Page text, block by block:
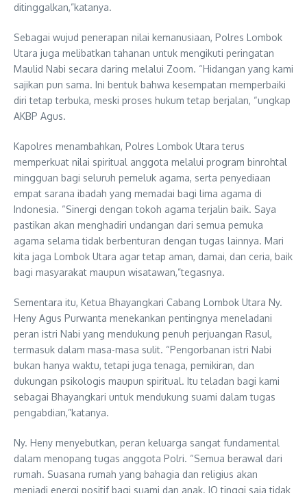
ditinggalkan,”katanya.
Sebagai wujud penerapan nilai kemanusiaan, Polres Lombok
Utara juga melibatkan tahanan untuk mengikuti peringatan
Maulid Nabi secara daring melalui Zoom. “Hidangan yang kami
sajikan pun sama. Ini bentuk bahwa kesempatan memperbaiki
diri tetap terbuka, meski proses hukum tetap berjalan, “ungkap
AKBP Agus.
Kapolres menambahkan, Polres Lombok Utara terus
memperkuat nilai spiritual anggota melalui program binrohtal
mingguan bagi seluruh pemeluk agama, serta penyediaan
empat sarana ibadah yang memadai bagi lima agama di
Indonesia. “Sinergi dengan tokoh agama terjalin baik. Saya
pastikan akan menghadiri undangan dari semua pemuka
agama selama tidak berbenturan dengan tugas lainnya. Mari
kita jaga Lombok Utara agar tetap aman, damai, dan ceria, baik
bagi masyarakat maupun wisatawan,”tegasnya.
Sementara itu, Ketua Bhayangkari Cabang Lombok Utara Ny.
Heny Agus Purwanta menekankan pentingnya meneladani
peran istri Nabi yang mendukung penuh perjuangan Rasul,
termasuk dalam masa-masa sulit. “Pengorbanan istri Nabi
bukan hanya waktu, tetapi juga tenaga, pemikiran, dan
dukungan psikologis maupun spiritual. Itu teladan bagi kami
sebagai Bhayangkari untuk mendukung suami dalam tugas
pengabdian,”katanya.
Ny. Heny menyebutkan, peran keluarga sangat fundamental
dalam menopang tugas anggota Polri. “Semua berawal dari
rumah. Suasana rumah yang bahagia dan religius akan
menjadi energi positif bagi suami dan anak. IQ tinggi saja tidak